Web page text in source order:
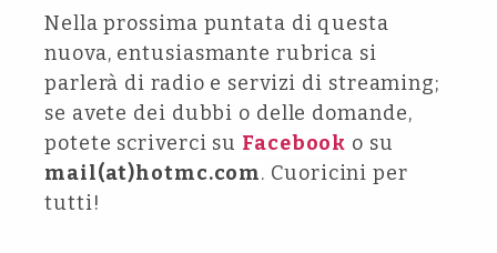
Nella prossima puntata di questa
nuova, entusiasmante rubrica si
parlerà di radio e servizi di streaming;
se avete dei dubbi o delle domande,
potete scriverci su Facebook o su
mail(at)hotmc.com. Cuoricini per
tutti!